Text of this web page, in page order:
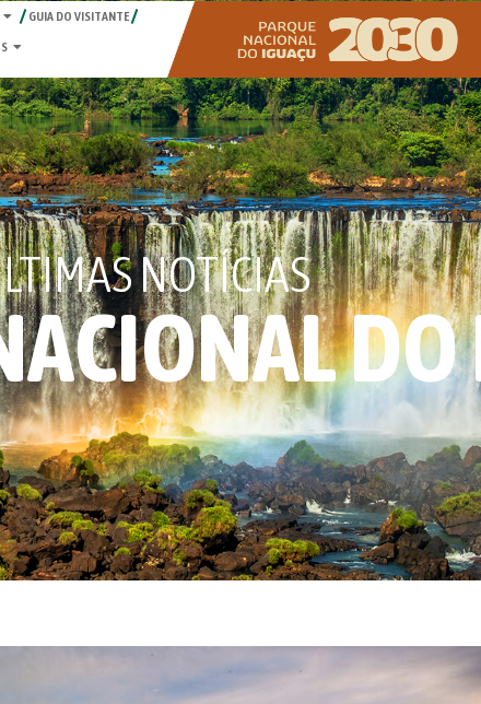
GUIA DO VISITANTE
NOTÍCIAS